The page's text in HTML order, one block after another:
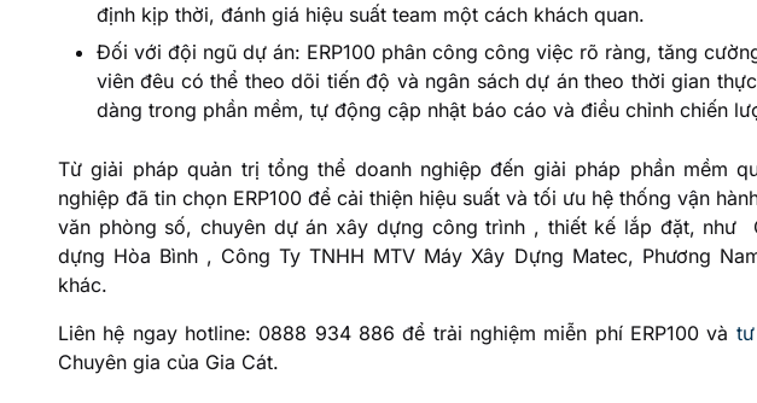
định kịp thời, đánh giá hiệu suất team một cách khách quan.
Đối với đội ngũ dự án: ERP100 phân công công việc rõ ràng, tăng
viên đêu có thể theo dõi tiến độ và ngân sách dự án theo thời gian
dàng trong phần mềm, tự động cập nhật báo cáo và điều chỉnh chiến
Từ giải pháp quản trị tổng thể doanh nghiệp đến giải pháp phần mềm
nghiệp đã tin chọn ERP100 để cải thiện hiệu suất và tối ưu hệ thống vận
văn phòng số, chuyên dự án xây dựng công trình , thiết kế lắp đặt, như
dựng Hòa Bình , Công Ty TNHH MTV Máy Xây Dựng Matec, Phương
khác.
Liên hệ ngay hotline: 0888 934 886 để trải nghiệm miễn phí ERP100 và
Chuyên gia của Gia Cát.